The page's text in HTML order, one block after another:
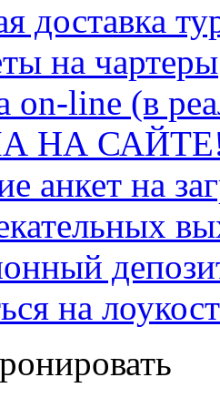
доставка
на чартеры
on-line (в
НА
анкет на
на